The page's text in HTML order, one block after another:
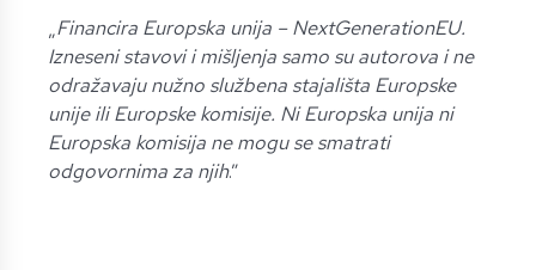
„Financira Europska unija – NextGenerationEU.
Izneseni stavovi i mišljenja samo su autorova i ne
odražavaju nužno službena stajališta Europske
unije ili Europske komisije. Ni Europska unija ni
Europska komisija ne mogu se smatrati
odgovornima za njih.”